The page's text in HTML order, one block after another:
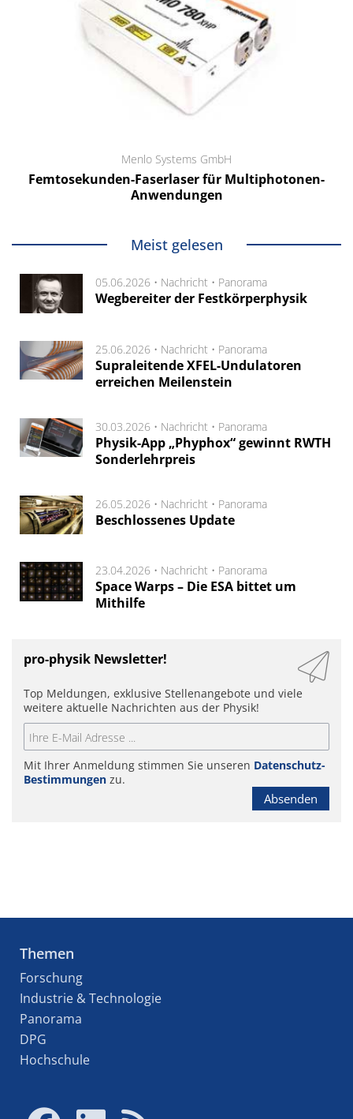
Menlo Systems GmbH
Femtosekunden-Faserlaser für Multiphotonen-
Anwendungen
Meist gelesen
05.06.2026 • Nachricht • Panorama
Wegbereiter der Festkörperphysik
25.06.2026 • Nachricht • Panorama
Supraleitende XFEL-Undulatoren
erreichen Meilenstein
30.03.2026 • Nachricht • Panorama
Physik-App „Phyphox“ gewinnt RWTH
Sonderlehrpreis
26.05.2026 • Nachricht • Panorama
Beschlossenes Update
23.04.2026 • Nachricht • Panorama
Space Warps – Die ESA bittet um
Mithilfe
pro-physik Newsletter!
Top Meldungen, exklusive Stellenangebote und viele
weitere aktuelle Nachrichten aus der Physik!
Mit Ihrer Anmeldung stimmen Sie unseren Datenschutz-
Bestimmungen zu.
Absenden
Themen
Forschung
Industrie & Technologie
Panorama
DPG
Hochschule